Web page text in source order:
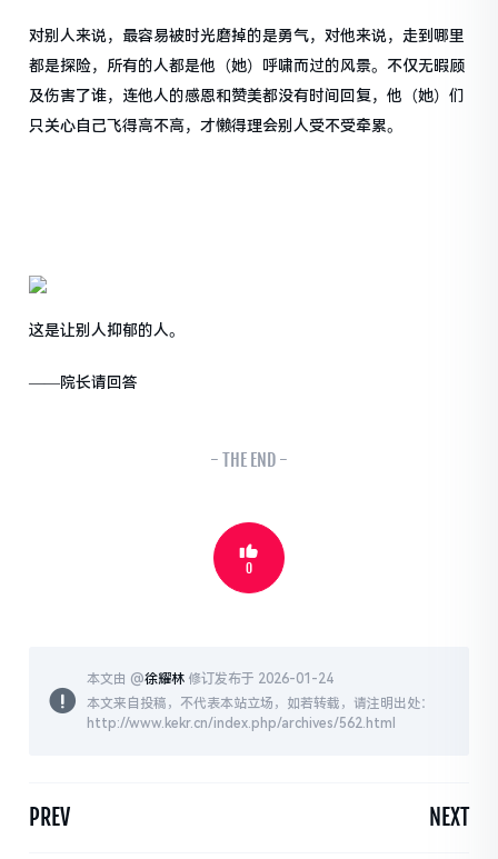
对别人来说，最容易被时光磨掉的是勇气，对他来说，走到哪里
都是探险，所有的人都是他（她）呼啸而过的风景。不仅无暇顾
及伤害了谁，连他人的感恩和赞美都没有时间回复，他（她）们
只关心自己飞得高不高，才懒得理会别人受不受牵累。
这是让别人抑郁的人。
——院长请回答
- THE END -
0
本文由 @徐耀林 修订发布于 2026-01-24
本文来自投稿，不代表本站立场，如若转载，请注明出处：
http://www.kekr.cn/index.php/archives/562.html
PREV NEXT